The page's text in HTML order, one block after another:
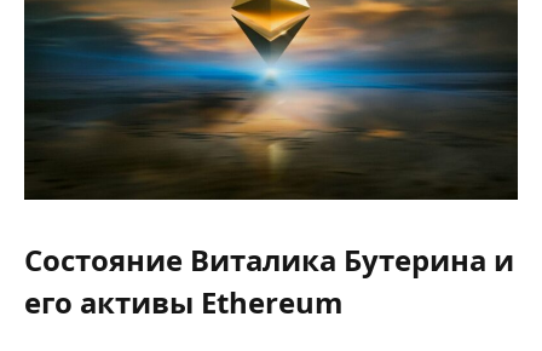
Состояние Виталика Бутерина и
его активы Ethereum